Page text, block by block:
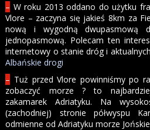
– W roku 2013 oddano do użytku
Vlore – zaczyna się jakieś 8km za
nową i wygodną dwupasmową
jednopasmową. Polecam ten
internetowy o stanie dróg i
Albańskie drogi
– Tuż przed Vlore powinniśmy po
zobaczyć morze ? to
zakamarek Adriatyku. Na
(zachodniej) stronie półwyspu
odmienne od Adriatyku morze